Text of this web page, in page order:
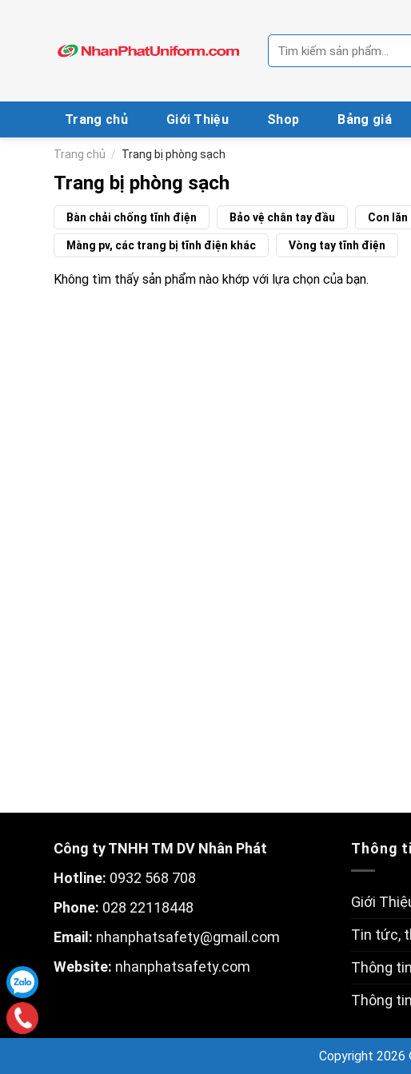
kiếm:
Trang chủ Giới Thiệu Shop Bảng giá
Trang chủ / Trang bị phòng sạch
Trang bị phòng sạch
Bàn chải chống tĩnh điện Bảo vệ chân tay đầu Con lăn
Màng pv, các trang bị tĩnh điện khác Vòng tay tĩnh điện
Không tìm thấy sản phẩm nào khớp với lựa chọn của bạn.
Công ty TNHH TM DV Nhân Phát
Hotline: 0932 568 708
Phone: 028 22118448
Email: nhanphatsafety@gmail.com
Website: nhanphatsafety.com
Thông
Giới
Tin tức,
Thông
Thông
Copyright 2026